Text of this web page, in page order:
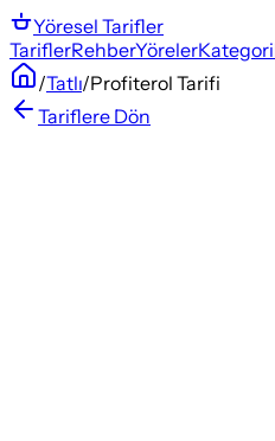
Yöresel Tarifler
TariflerRehberYöreler
/Tatlı/Profiterol Tarifi
Tariflere Dön